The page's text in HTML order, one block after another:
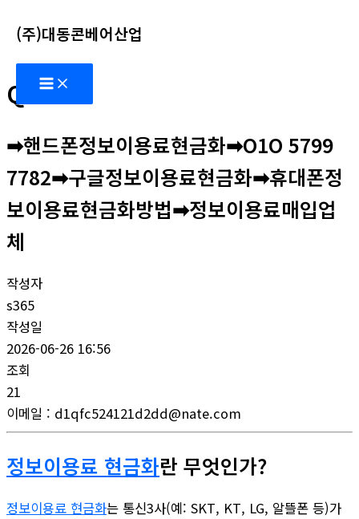
텐
츠
로
건
뛰
기
(주)대동콘베어산업
Main
Menu
Q&A
➡핸드폰정보이용료현금화➡O1O 5799
7782➡구글정보이용료현금화➡휴대폰정
보이용료현금화방법➡정보이용료매입업
체
작성자
s365
작성일
2026-06-26 16:56
조회
21
이메일 : d1qfc524121d2dd@nate.com
정보이용료 현금화란 무엇인가?
정보이용료 현금화는 통신3사(예: SKT, KT, LG, 알뜰폰 등)가